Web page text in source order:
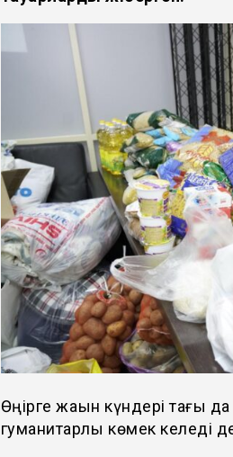
Өңірге жақын күндері тағы
гуманитарлық көмек келеді